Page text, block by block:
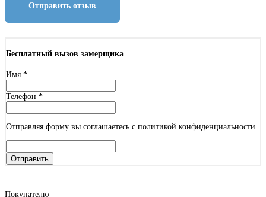
Отправить отзыв
Бесплатный вызов замерщика
Имя *
Телефон *
Отправляя форму вы соглашаетесь с политикой конфиденциальности.
Отправить
Покупателю